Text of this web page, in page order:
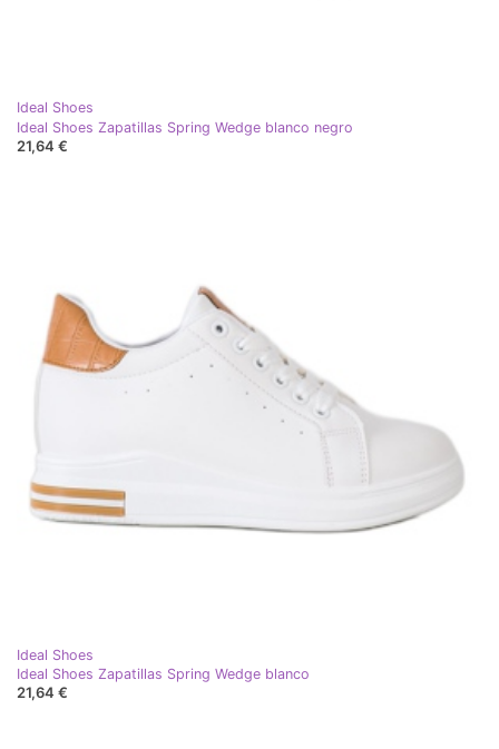
Ideal Shoes
Ideal Shoes Zapatillas Spring Wedge blanco negro
21,64 €
Ideal Shoes
Ideal Shoes Zapatillas Spring Wedge blanco
21,64 €